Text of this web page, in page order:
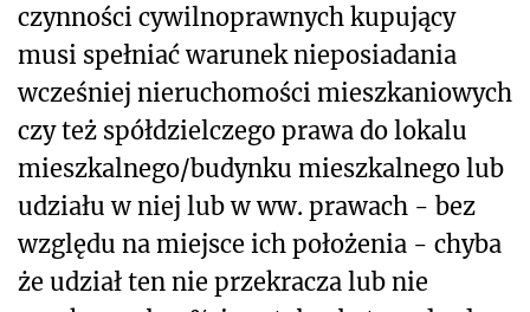
czynności cywilnoprawnych kupujący
musi spełniać warunek nieposiadania
wcześniej nieruchomości mieszkaniowych
czy też spółdzielczego prawa do lokalu
mieszkalnego/budynku mieszkalnego lub
udziału w niej lub w ww. prawach - bez
względu na miejsce ich położenia - chyba
że udział ten nie przekracza lub nie